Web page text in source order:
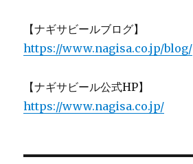
【ナギサビールブログ】
https://www.nagisa.co.jp/blog/
【ナギサビール公式HP】
https://www.nagisa.co.jp/